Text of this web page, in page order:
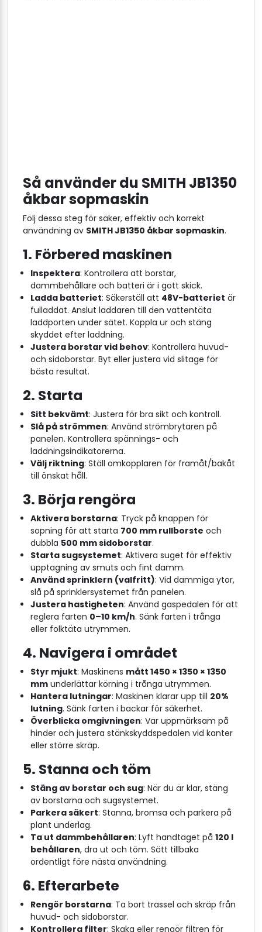
Så använder du SMITH JB1350
åkbar sopmaskin
Följ dessa steg för säker, effektiv och korrekt
användning av SMITH JB1350 åkbar sopmaskin.
1. Förbered maskinen
Inspektera: Kontrollera att borstar,
dammbehållare och batteri är i gott skick.
Ladda batteriet: Säkerställ att 48V-batteriet är
fulladdat. Anslut laddaren till den vattentäta
laddporten under sätet. Koppla ur och stäng
skyddet efter laddning.
Justera borstar vid behov: Kontrollera huvud-
och sidoborstar. Byt eller justera vid slitage för
bästa resultat.
2. Starta
Sitt bekvämt: Justera för bra sikt och kontroll.
Slå på strömmen: Använd strömbrytaren på
panelen. Kontrollera spännings- och
laddningsindikatorerna.
Välj riktning: Ställ omkopplaren för framåt/bakåt
till önskat håll.
3. Börja rengöra
Aktivera borstarna: Tryck på knappen för
sopning för att starta 700 mm rullborste och
dubbla 500 mm sidoborstar.
Starta sugsystemet: Aktivera suget för effektiv
upptagning av smuts och fint damm.
Använd sprinklern (valfritt): Vid dammiga ytor,
slå på sprinklersystemet från panelen.
Justera hastigheten: Använd gaspedalen för att
reglera farten 0–10 km/h. Sänk farten i trånga
eller folktäta utrymmen.
4. Navigera i området
Styr mjukt: Maskinens mått 1450 × 1350 × 1350
mm underlättar körning i trånga utrymmen.
Hantera lutningar: Maskinen klarar upp till 20%
lutning. Sänk farten i backar för säkerhet.
Överblicka omgivningen: Var uppmärksam på
hinder och justera stänkskyddspedalen vid kanter
eller större skräp.
5. Stanna och töm
Stäng av borstar och sug: När du är klar, stäng
av borstarna och sugsystemet.
Parkera säkert: Stanna, bromsa och parkera på
plant underlag.
Ta ut dammbehållaren: Lyft handtaget på 120 l
behållaren, dra ut och töm. Sätt tillbaka
ordentligt före nästa användning.
6. Efterarbete
Rengör borstarna: Ta bort trassel och skräp från
huvud- och sidoborstar.
Kontrollera filter: Skaka eller rengör filtren för